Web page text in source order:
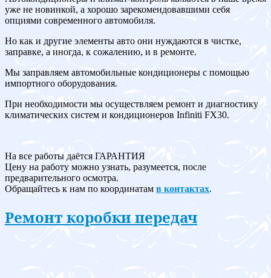
уже не новинкой, а хорошо зарекомендовавшими себя
опциями современного автомобиля.
Но как и другие элементы авто они нуждаются в чистке,
заправке, а иногда, к сожалению, и в ремонте.
Мы заправляем автомобильные кондиционеры с помощью
импортного оборудования.
При необходимости мы осуществляем ремонт и диагностику
климатических систем и кондиционеров Infiniti FX30.
На все работы даётся ГАРАНТИЯ
Цену на работу можно узнать, разумеется, после
предварительного осмотра.
Обращайтесь к нам по координатам в контактах.
Ремонт коробки передач